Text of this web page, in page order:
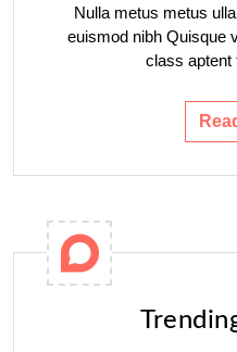
Nulla metus metus
euismod nibh Quisque
class aptent